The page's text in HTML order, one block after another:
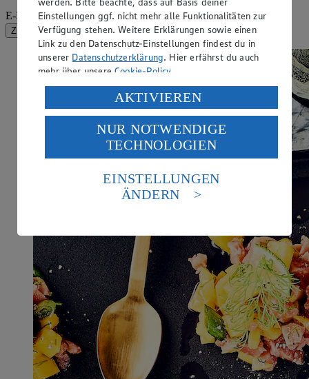
E-Mail-Adresse (Pflichtfeld)
Zur Newsletter-Anmeldung
Einstellungen ggf. nicht mehr alle Funktionalitäten zur
Verfügung stehen. Weitere Erklärungen sowie einen
Link zu den Datenschutz-Einstellungen findest du in
unserer Datenschutzerklärung. Hier erfährst du auch
mehr über unsereCookie-Policy.
Verarbeitung deiner personenbezogenen Daten in den
USA durch Facebook und YouTube:
Wenn du auf „Aktivieren“ klickst, willigst du im Sinne
des Art. 49 Abs. 1 Satz 1 lit. a) DSGVO ein, dass deine
Daten in den USA verarbeitet werden. Der EuGH sieht
die USA als Land mit einem nach europäischen
Standards nicht angemessenen Datenschutzniveau an.
Es besteht das Risiko eines Zugriffs durch US-
Informationen zum Herausgeber der Seite findest du
imImpressum
AKTIVIEREN
NUR NOTWENDIGE
TECHNOLOGIEN
EINSTELLUNGEN
ÄNDERN